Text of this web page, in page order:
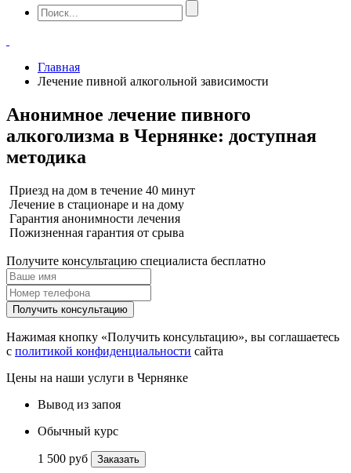
Главная
Лечение пивной алкогольной зависимости
Анонимное лечение пивного
алкоголизма в Чернянке: доступная
методика
Приезд на дом в течение 40 минут
Лечение в стационаре и на дому
Гарантия анонимности лечения
Пожизненная гарантия от срыва
Получите консультацию специалиста бесплатно
Получить консультацию
Нажимая кнопку «Получить консультацию», вы соглашаетесь
с политикой конфиденциальности сайта
Цены на наши услуги в Чернянке
Вывод из запоя
Обычный курс
1 500 руб Заказать